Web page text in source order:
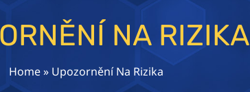
NA RIZIKA
Home» Upozornění Na Rizika